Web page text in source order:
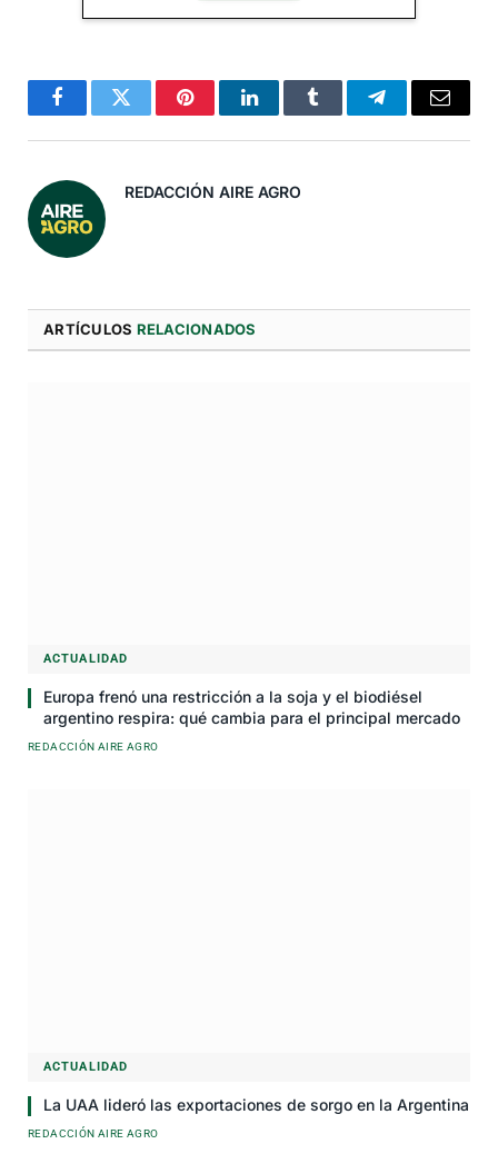
FacebookTwitter PinterestLinkedInTumblr TelegramCorreo
REDACCIÓN AIRE AGRO
ARTÍCULOS RELACIONADOS
ACTUALIDAD
Europa frenó una restricción a la soja y el biodiésel
argentino respira: qué cambia para el principal mercado
REDACCIÓN AIRE AGRO
ACTUALIDAD
La UAA lideró las exportaciones de sorgo en la Argentina
REDACCIÓN AIRE AGRO